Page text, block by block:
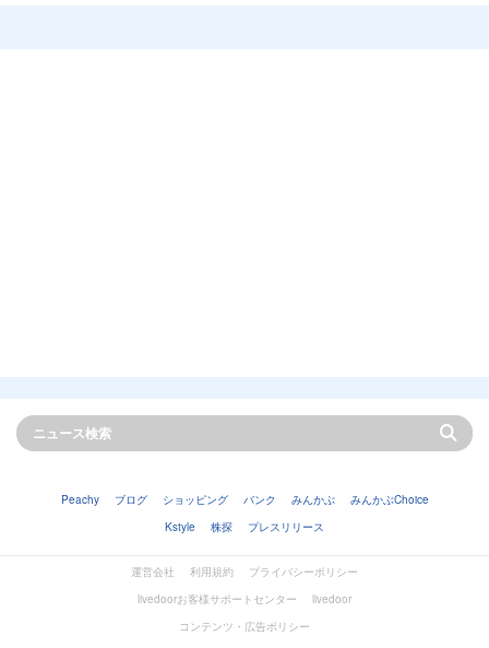
Peachy ブログ ショッピング バンク みんかぶ
みんかぶChoice
Kstyle
株探 プレスリリース
運営会社 利用規約
プライバシーポリシー
livedoorお客様サポートセンター
livedoor
コンテンツ・広告ポリシー